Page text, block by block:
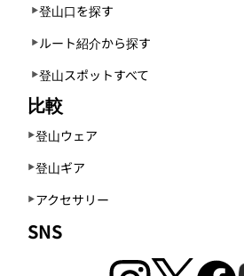
登山口を探す
ルート紹介から探す
登山スポットすべて
比較
登山ウェア
登山ギア
アクセサリー
SNS